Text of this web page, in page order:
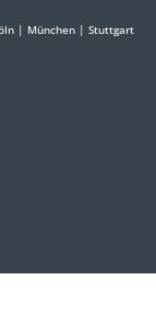
| München | Stuttgart